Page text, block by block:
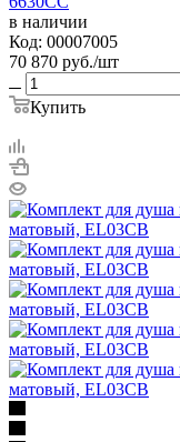
в наличии
Код: 00007005
70 870 руб./шт
Купить